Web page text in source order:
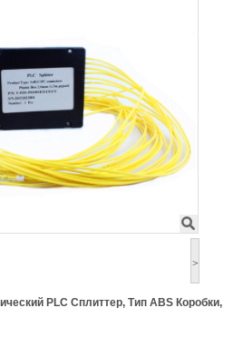
>
PLC Сплиттер, Тип ABS Коробки,